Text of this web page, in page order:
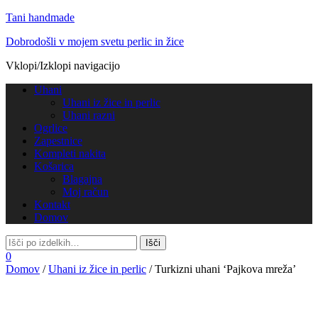
Tani handmade
Dobrodošli v mojem svetu perlic in žice
Vklopi/Izklopi navigacijo
Uhani
Uhani iz žice in perlic
Uhani razni
Ogrlice
Zapestnice
Kompleti nakita
Košarica
Blagajna
Moj račun
Kontakt
Domov
0
Domov /Uhani iz žice in perlic / Turkizni uhani ‘Pajkova mreža’